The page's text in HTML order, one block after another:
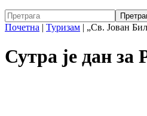
Почетна | Туризам | „Св. Јован
Сутра је дан